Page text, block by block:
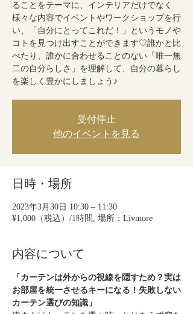
ることをテーマに、インテリアだけでなく
様々な内容でイベントやワークショップを行
い、「自分にとってこれだ！」というモノや
コトを見つけ出すことができます♡誰かと比
べたり、誰かに合わせることのない「唯一無
二の自分らしさ」を理解して、自分の暮らし
を楽しく豊かにしましょう♪
受付停止
他のイベントを見る
日時・場所
2023年3月30日 10:30 – 11:30
¥1,000（税込）/1時間, 場所：Livmore
内容について
「カーテンは外からの視線を隠すため？実は
お部屋を統一させるキーになる！失敗しない
カーテン選びの知識」